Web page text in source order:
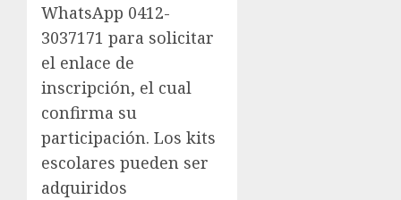
WhatsApp 0412-
3037171 para solicitar
el enlace de
inscripción, el cual
confirma su
participación. Los kits
escolares pueden ser
adquiridos